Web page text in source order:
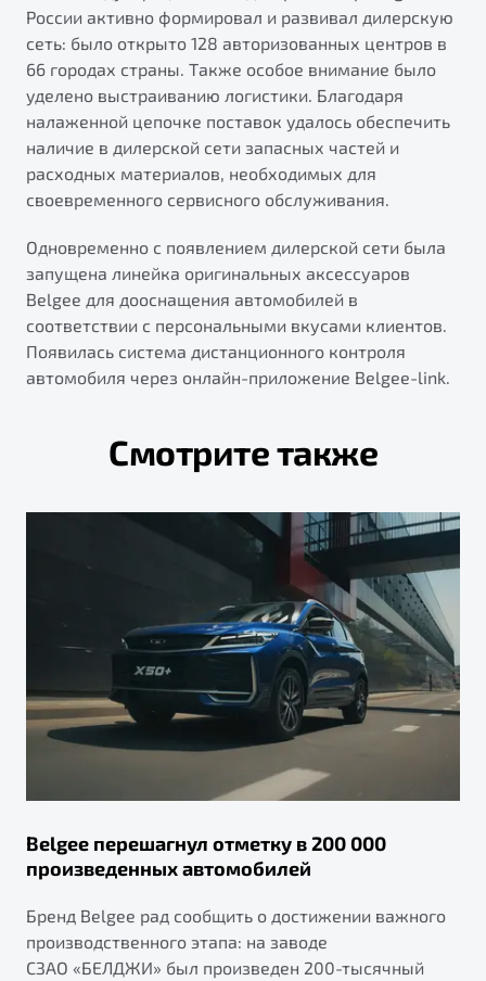
России активно формировал и развивал дилерскую
сеть: было открыто 128 авторизованных центров в
66 городах страны. Также особое внимание было
уделено выстраиванию логистики. Благодаря
налаженной цепочке поставок удалось обеспечить
наличие в дилерской сети запасных частей и
расходных материалов, необходимых для
своевременного сервисного обслуживания.
Одновременно с появлением дилерской сети была
запущена линейка оригинальных аксессуаров
Belgee для дооснащения автомобилей в
соответствии с персональными вкусами клиентов.
Появилась система дистанционного контроля
автомобиля через онлайн-приложение Belgee-link.
Смотрите также
Belgee перешагнул отметку в 200 000
произведенных автомобилей
Бренд Belgee рад сообщить о достижении важного
производственного этапа: на заводе
СЗАО «БЕЛДЖИ» был произведен 200-тысячный